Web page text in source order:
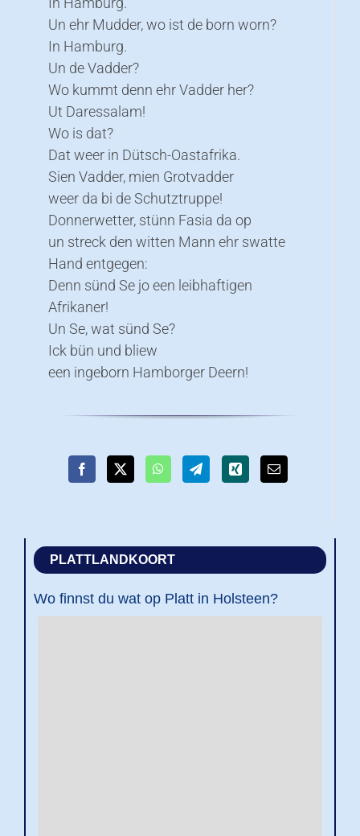
Un ehr Mudder, wo ist de born worn?
In Hamburg.
Un de Vadder?
Wo kummt denn ehr Vadder her?
Ut Daressalam!
Wo is dat?
Dat weer in Dütsch-Oastafrika.
Sien Vadder, mien Grotvadder
weer da bi de Schutztruppe!
Donnerwetter, stünn Fasia da op
un streck den witten Mann ehr swatte
Hand entgegen:
Denn sünd Se jo een leibhaftigen
Afrikaner!
Un Se, wat sünd Se?
Ick bün und bliew
een ingeborn Hamborger Deern!
PLATTLANDKOORT
Wo finnst du wat op Platt in Holsteen?